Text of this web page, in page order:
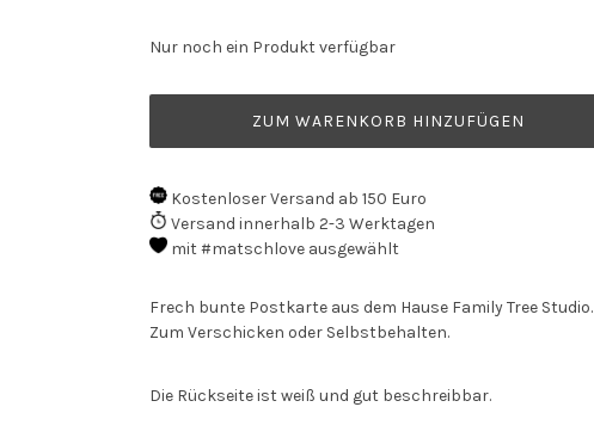
Nur noch ein Produkt verfügbar
ZUM WARENKORB HINZUFÜGEN
Kostenloser Versand ab 150 Euro
Versand innerhalb 2-3 Werktagen
mit #matschlove ausgewählt
Frech bunte Postkarte aus dem Hause Family Tree Studio.
Zum Verschicken oder Selbstbehalten.
Die Rückseite ist weiß und gut beschreibbar.